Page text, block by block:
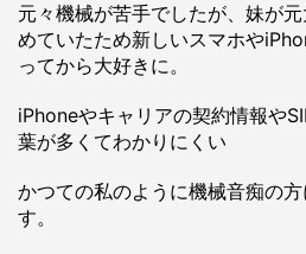
元々機械が苦手でしたが、妹が
めていたため新しいスマホや
ってから大好きに。
iPhoneやキャリアの契約情報や
葉が多くてわかりにくい
かつての私のように機械音痴の
す。